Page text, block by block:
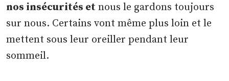
nos insécurités et nous le gardons toujours
sur nous. Certains vont même plus loin et le
mettent sous leur oreiller pendant leur
sommeil.